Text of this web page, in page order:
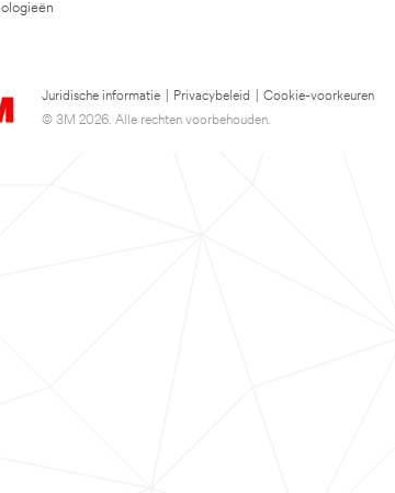
Juridische informatie Privacybeleid
Cookie-voorkeuren
© 3M 2026. Alle rechten voorbehouden.